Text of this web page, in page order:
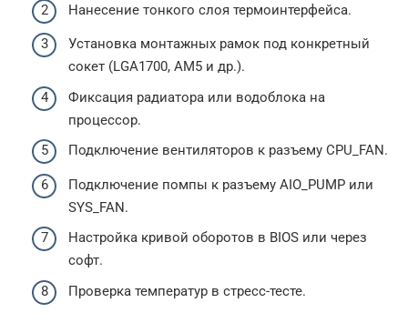
Нанесение тонкого слоя термоинтерфейса.
Установка монтажных рамок под конкретный
сокет (LGA1700, AM5 и др.).
Фиксация радиатора или водоблока на
процессор.
Подключение вентиляторов к разъему CPU_FAN.
Подключение помпы к разъему AIO_PUMP или
SYS_FAN.
Настройка кривой оборотов в BIOS или через
софт.
Проверка температур в стресс-тесте.